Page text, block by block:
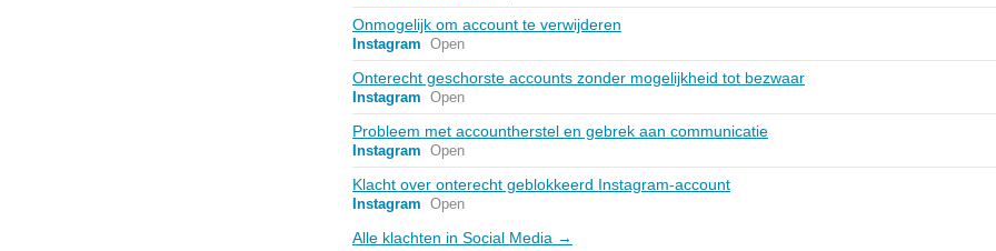
Onmogelijk om account te verwijderen
Instagram Open
Onterecht geschorste accounts zonder mogelijkheid tot bezwaar
Instagram Open
Probleem met accountherstel en gebrek aan communicatie
Instagram Open
Klacht over onterecht geblokkeerd Instagram-account
Instagram Open
Alle klachten in Social Media →